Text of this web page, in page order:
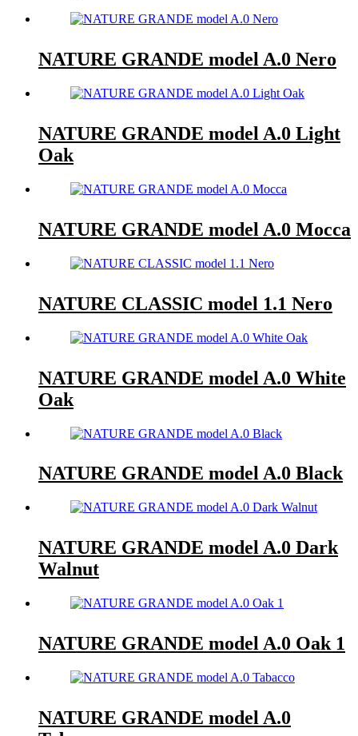
NATURE GRANDE model A.0 Nero
NATURE GRANDE model A.0 Light
Oak
NATURE GRANDE model A.0 Mocca
NATURE CLASSIC model 1.1 Nero
NATURE GRANDE model A.0 White
Oak
NATURE GRANDE model A.0 Black
NATURE GRANDE model A.0 Dark
Walnut
NATURE GRANDE model A.0 Oak 1
NATURE GRANDE model A.0